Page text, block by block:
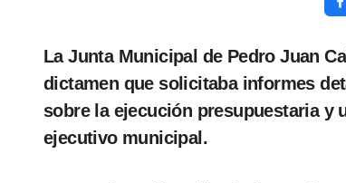
La Junta Municipal de Pedro Juan Caballero rechazó, por seis votos contra cinco, un
dictamen que solicitaba informes
sobre la ejecución presupuestaria y
ejecutivo municipal.